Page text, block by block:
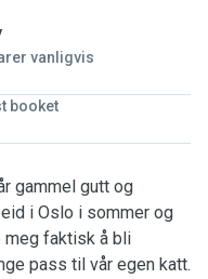
vanligvis
booket
gammel gutt og
i Oslo i sommer og
faktisk å bli
pass til vår egen katt.